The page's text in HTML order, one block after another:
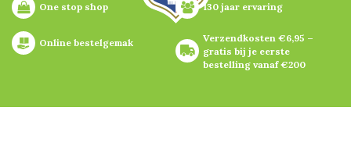
One stop shop 130 jaar ervaring
Online bestelgemak
Verzendkosten €6,95 –
gratis bij je eerste
bestelling vanaf €200